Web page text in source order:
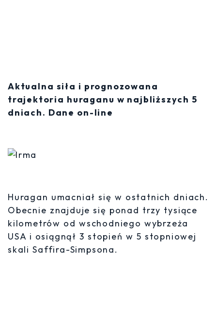
Aktualna siła i prognozowana
trajektoria huraganu w najbliższych 5
dniach. Dane on-line
Huragan umacniał się w ostatnich dniach.
Obecnie znajduje się ponad trzy tysiące
kilometrów od wschodniego wybrzeża
USA i osiągnął 3 stopień w 5 stopniowej
skali Saffira-Simpsona.